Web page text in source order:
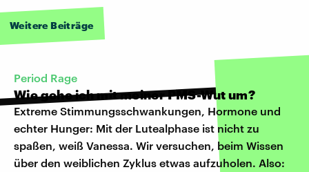
Weitere Beiträge
Period Rage
Wie gehe ich mit meiner PMS-Wut um?
Extreme Stimmungsschwankungen, Hormone und
echter Hunger: Mit der Lutealphase ist nicht zu
spaßen, weiß Vanessa. Wir versuchen, beim Wissen
über den weiblichen Zyklus etwas aufzuholen. Also: